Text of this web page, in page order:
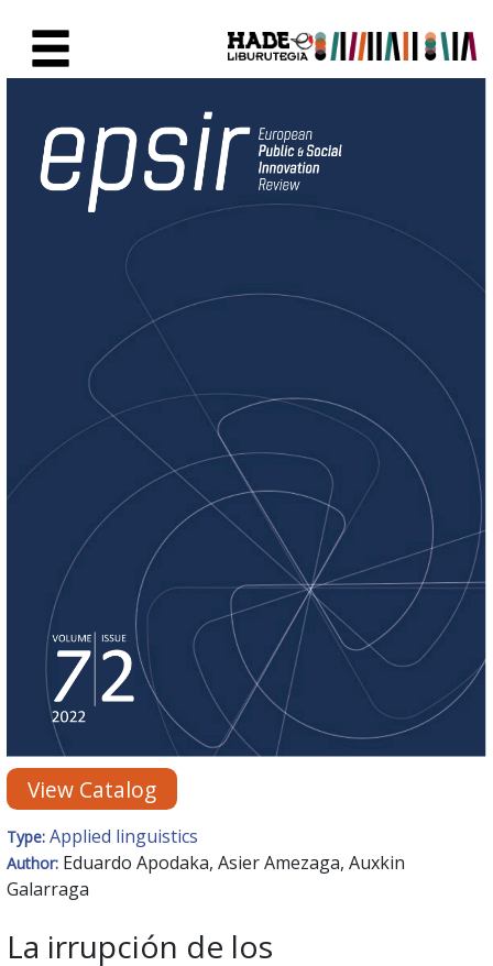
View Catalog
Type: Applied linguistics
Author: Eduardo Apodaka, Asier Amezaga, Auxkin
Galarraga
La irrupción de los